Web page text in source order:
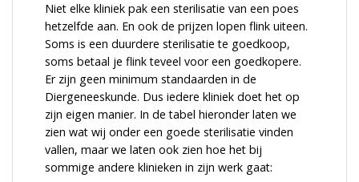
Niet elke kliniek pak een sterilisatie van een poes
hetzelfde aan. En ook de prijzen lopen flink uiteen.
Soms is een duurdere sterilisatie te goedkoop,
soms betaal je flink teveel voor een goedkopere.
Er zijn geen minimum standaarden in de
Diergeneeskunde. Dus iedere kliniek doet het op
zijn eigen manier. In de tabel hieronder laten we
zien wat wij onder een goede sterilisatie vinden
vallen, maar we laten ook zien hoe het bij
sommige andere klinieken in zijn werk gaat: